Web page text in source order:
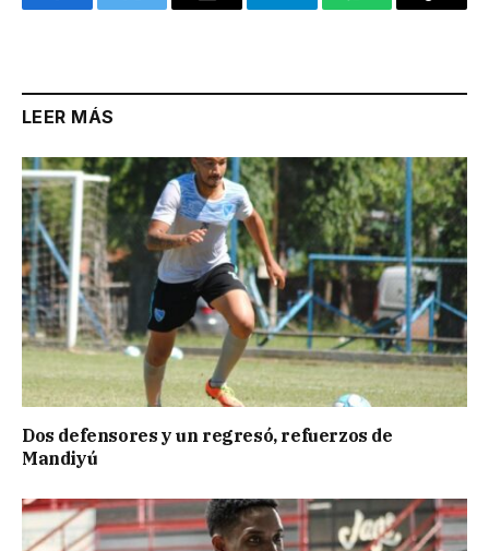
FacebookTwitter Email TelegramWhatsAppCopy
LEER MÁS
Dos defensores y un regresó, refuerzos de
Mandiyú